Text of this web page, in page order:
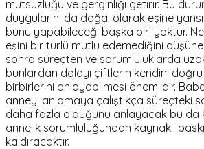
mutsuzluğu ve gerginliği getirir. Bu
duygularını da doğal olarak eşine
bunu yapabileceği başka biri yoktur.
eşini bir türlü mutlu edemediğini
sonra süreçten ve sorumluluklarda
bunlardan dolayı çiftlerin kendini
birbirlerini anlayabilmesi önemlidir.
anneyi anlamaya çalıştıkça süreçteki
daha fazla olduğunu anlayacak bu da
annelik sorumluluğundan kaynaklı
kaldıracaktır.